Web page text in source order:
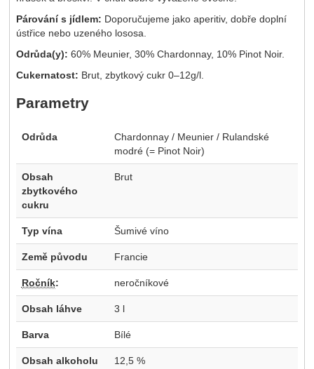
Párování s jídlem: Doporučujeme jako aperitiv, dobře doplní
ústřice nebo uzeného lososa.
Odrůda(y): 60% Meunier, 30% Chardonnay, 10% Pinot Noir.
Cukernatost: Brut, zbytkový cukr 0–12g/l.
Parametry
Odrůda
Chardonnay / Meunier / Rulandské
modré (= Pinot Noir)
Obsah
zbytkového
cukru
Brut
Typ vína Šumivé víno
Země původu Francie
Ročník: neročníkové
Obsah láhve 3 l
Barva Bílé
Obsah alkoholu 12,5 %